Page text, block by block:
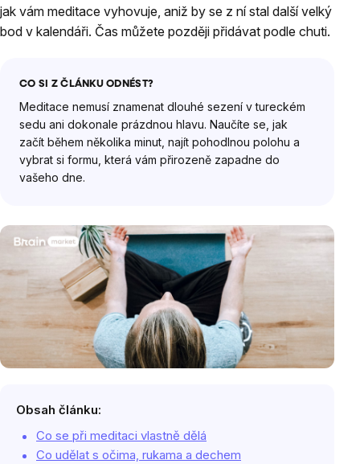
jak vám meditace vyhovuje, aniž by se z ní stal další velký
bod v kalendáři. Čas můžete později přidávat podle chuti.
CO SI Z ČLÁNKU ODNÉST?
Meditace nemusí znamenat dlouhé sezení v tureckém
sedu ani dokonale prázdnou hlavu. Naučíte se, jak
začít během několika minut, najít pohodlnou polohu a
vybrat si formu, která vám přirozeně zapadne do
vašeho dne.
Obsah článku:
Co se při meditaci vlastně dělá
Co udělat s očima, rukama a dechem